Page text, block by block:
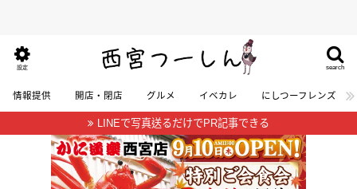
search
設定
情報提供 開店・閉店 グルメ イベカレ にしつーフレンズ
LINEで写真送るだけでPR記事できる